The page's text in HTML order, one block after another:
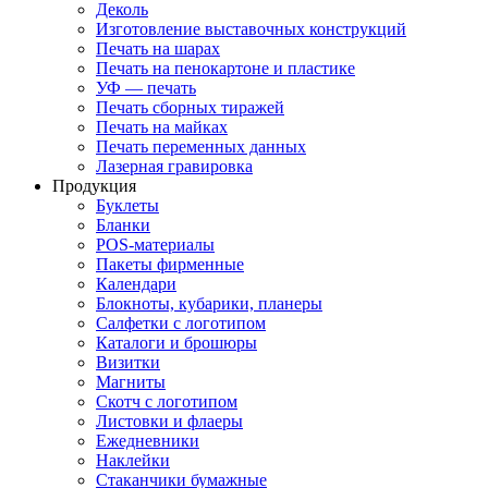
Деколь
Изготовление выставочных конструкций
Печать на шарах
Печать на пенокартоне и пластике
УФ — печать
Печать сборных тиражей
Печать на майках
Печать переменных данных
Лазерная гравировка
Продукция
Буклеты
Бланки
POS-материалы
Пакеты фирменные
Календари
Блокноты, кубарики, планеры
Салфетки с логотипом
Каталоги и брошюры
Визитки
Магниты
Скотч с логотипом
Листовки и флаеры
Ежедневники
Наклейки
Стаканчики бумажные